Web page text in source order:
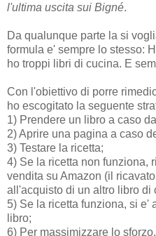
l'ultima uscita sui Bigné.
Da qualunque parte la si
formula e' sempre lo stesso:
ho troppi libri di cucina. E
Con l'obiettivo di porre
ho escogitato la seguente
1) Prendere un libro a caso
2) Aprire una pagina a caso
3) Testare la ricetta;
4) Se la ricetta non funziona,
vendita su Amazon (il
all'acquisto di un altro libro di
5) Se la ricetta funziona, si e'
libro;
6) Per massimizzare lo